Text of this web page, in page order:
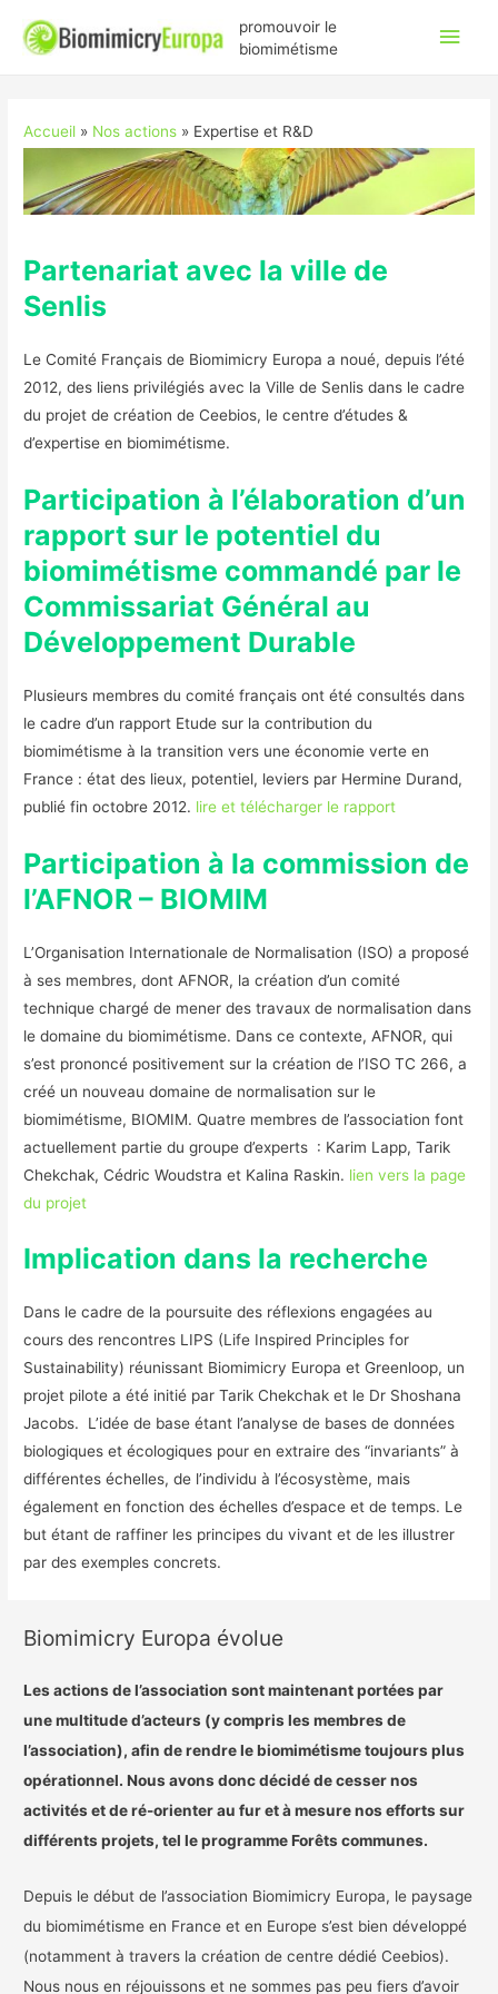
promouvoir le
biomimétisme
Accueil Nos actions Expertise et R&D
Partenariat avec la ville de
Senlis
Le Comité Français de Biomimicry Europa a noué, depuis l’été
2012, des liens privilégiés avec la Ville de Senlis dans le cadre
du projet de création de Ceebios, le centre d’études &
d’expertise en biomimétisme.
Participation à l’élaboration d’un
rapport sur le potentiel du
biomimétisme commandé par le
Commissariat Général au
Développement Durable
Plusieurs membres du comité français ont été consultés dans
le cadre d’un rapport Etude sur la contribution du
biomimétisme à la transition vers une économie verte en
France : état des lieux, potentiel, leviers par Hermine Durand,
publié fin octobre 2012. lire et télécharger le rapport
Participation à la commission de
l’AFNOR – BIOMIM
L’Organisation Internationale de Normalisation (ISO) a proposé
à ses membres, dont AFNOR, la création d’un comité
technique chargé de mener des travaux de normalisation dans
le domaine du biomimétisme. Dans ce contexte, AFNOR, qui
s’est prononcé positivement sur la création de l’ISO TC 266, a
créé un nouveau domaine de normalisation sur le
biomimétisme, BIOMIM. Quatre membres de l’association font
actuellement partie du groupe d’experts : Karim Lapp, Tarik
Chekchak, Cédric Woudstra et Kalina Raskin. lien vers la page
du projet
Implication dans la recherche
Dans le cadre de la poursuite des réflexions engagées au
cours des rencontres LIPS (Life Inspired Principles for
Sustainability) réunissant Biomimicry Europa et Greenloop, un
projet pilote a été initié par Tarik Chekchak et le Dr Shoshana
Jacobs. L’idée de base étant l’analyse de bases de données
biologiques et écologiques pour en extraire des “invariants” à
différentes échelles, de l’individu à l’écosystème, mais
également en fonction des échelles d’espace et de temps. Le
but étant de raffiner les principes du vivant et de les illustrer
par des exemples concrets.
Biomimicry Europa évolue
Les actions de l’association sont maintenant portées par
une multitude d’acteurs (y compris les membres de
l’association), afin de rendre le biomimétisme toujours plus
opérationnel. Nous avons donc décidé de cesser nos
activités et de ré-orienter au fur et à mesure nos efforts sur
différents projets, tel le programme Forêts communes.
Depuis le début de l’association Biomimicry Europa, le paysage
du biomimétisme en France et en Europe s’est bien développé
(notamment à travers la création de centre dédié Ceebios).
Nous nous en réjouissons et ne sommes pas peu fiers d’avoir